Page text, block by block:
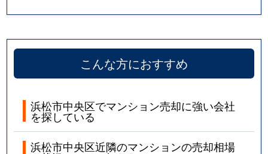
こんな方におすすめ
浜松市中央区でマンション売却に強い会社
を探している
浜松市中央区近隣のマンションの売却相場